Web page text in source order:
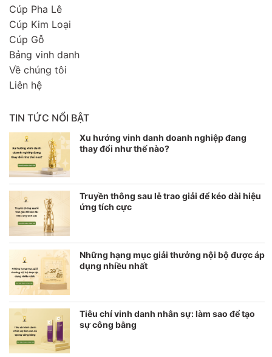
Cúp Pha Lê
Cúp Kim Loại
Cúp Gỗ
Bảng vinh danh
Về chúng tôi
Liên hệ
TIN TỨC NỔI BẬT
Xu hướng vinh danh doanh nghiệp đang
thay đổi như thế nào?
Truyền thông sau lễ trao giải để kéo dài hiệu
ứng tích cực
Những hạng mục giải thưởng nội bộ được áp
dụng nhiều nhất
Tiêu chí vinh danh nhân sự: làm sao để tạo
sự công bằng